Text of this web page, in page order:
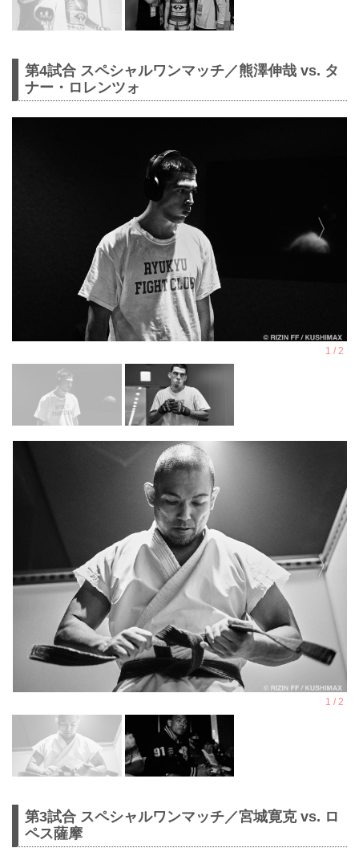
第4試合 スペシャルワンマッチ／熊澤伸哉 vs. タ
ナー・ロレンツォ
第3試合 スペシャルワンマッチ／宮城寛克 vs. ロ
ペス薩摩